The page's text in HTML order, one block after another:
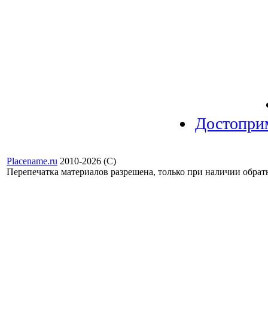
Placename.ru 2010-2026 (С)
Перепечатка материалов разрешена, только при наличии